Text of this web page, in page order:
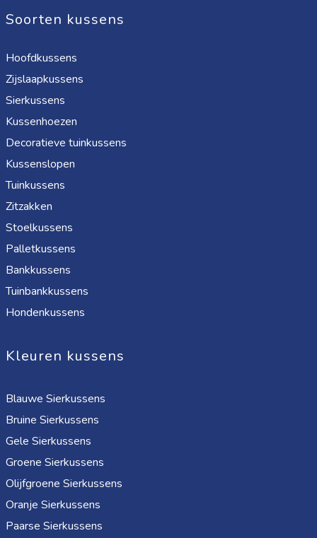
Soorten kussens
Hoofdkussens
Zijslaapkussens
Sierkussens
Kussenhoezen
Decoratieve tuinkussens
Kussenslopen
Tuinkussens
Zitzakken
Stoelkussens
Palletkussens
Bankkussens
Tuinbankkussens
Hondenkussens
Kleuren kussens
Blauwe Sierkussens
Bruine Sierkussens
Gele Sierkussens
Groene Sierkussens
Olijfgroene Sierkussens
Oranje Sierkussens
Paarse Sierkussens